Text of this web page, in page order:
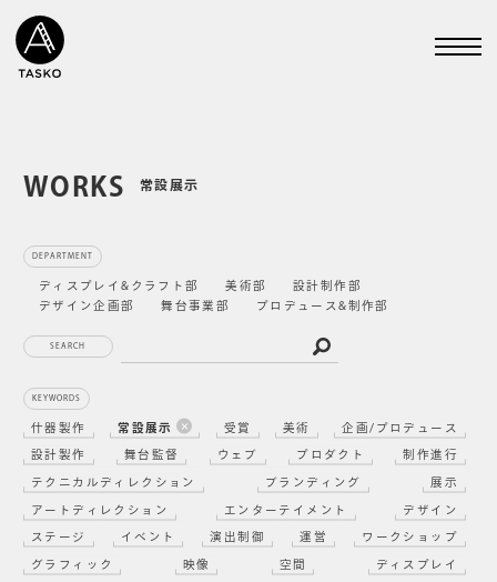
WORKS 常設展示
DEPARTMENT
ディスプレイ&クラフト部 美術部
設計制作部
デザイン企画部
舞台事業部 プロデュース&制作部
SEARCH
KEYWORDS
什器製作 常設展示 受賞 美術 企画/プロデュース
設計製作 舞台監督 ウェブ プロダクト 制作進行
テクニカルディレクション ブランディング 展示
アートディレクション エンターテイメント デザイン
ステージ イベント 演出制御 運営 ワークショップ
グラフィック 映像 空間 ディスプレイ